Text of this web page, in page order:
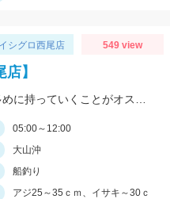
イシグロ西尾店 549 view
】
05:00～12:00
大山沖
船釣り
アジ25～35ｃｍ、イサキ～30ｃ